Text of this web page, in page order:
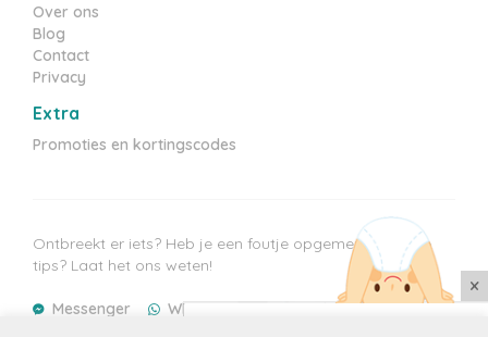
Over ons
Blog
Contact
Privacy
Extra
Promoties en kortingscodes
Ontbreekt er iets? Heb je een foutje opgemerkt? Heb je
tips? Laat het ons weten!
Messenger WhatsApp E-mail
×